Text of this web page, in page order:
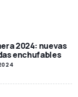
2024: nuevas
enchufables